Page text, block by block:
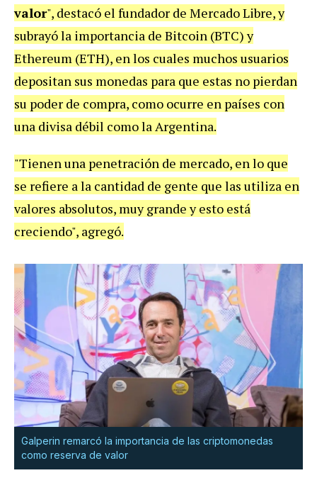
valor", destacó el fundador de Mercado Libre, y
subrayó la importancia de Bitcoin (BTC) y
Ethereum (ETH), en los cuales muchos usuarios
depositan sus monedas para que estas no pierdan
su poder de compra, como ocurre en países con
una divisa débil como la Argentina.
"Tienen una penetración de mercado, en lo que
se refiere a la cantidad de gente que las utiliza en
valores absolutos, muy grande y esto está
creciendo", agregó.
Galperin remarcó la importancia de las criptomonedas
como reserva de valor